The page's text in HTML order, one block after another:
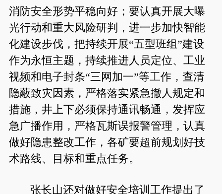
消防安全形势平稳向好；要认真开展大曝
光行动和重大风险研判，进一步加快智能
化建设步伐，把持续开展“五型班组”建设
作为永恒主题，持续推进人员定位、工业
视频和电子封条“三网加一”等工作，查清
隐蔽致灾因素，严格落实紧急撤人规定和
措施，井上下必须保持通讯畅通，发挥应
急广播作用，严格瓦斯误报警管理，认真
做好隐患整改工作，各矿要超前规划好技
术路线、目标和重点任务。
张长山还对做好安全培训工作提出了